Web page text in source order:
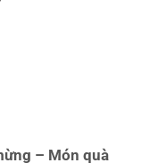
– Món quà